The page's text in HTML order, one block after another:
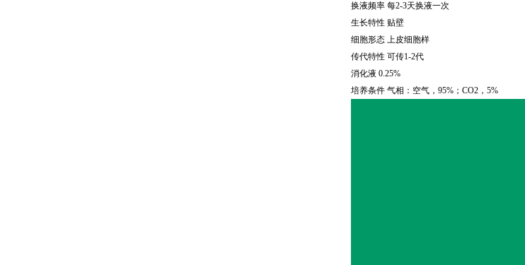
换液频率 每2-3天换液一次
生长特性 贴壁
细胞形态 上皮细胞样
传代特性 可传1-2代
消化液 0.25%
培养条件 气相：空气， 95% ； CO2 ， 5%